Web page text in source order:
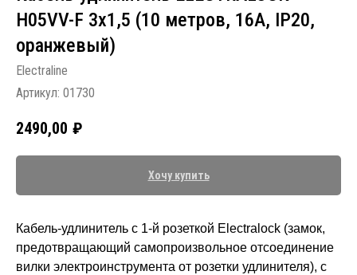
H05VV-F 3x1,5 (10 метров, 16A, IP20,
оранжевый)
Electraline
Артикул: 01730
2490,00 ₽
Хочу купить
Кабель-удлинитель с 1-й розеткой Electralock (замок,
предотвращающий самопроизвольное отсоединение
вилки электроинструмента от розетки удлинителя), с